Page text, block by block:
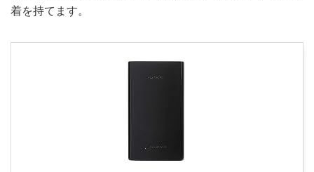
着を持てます。